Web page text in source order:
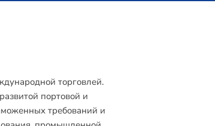
торговлей.
портовой и
требований и